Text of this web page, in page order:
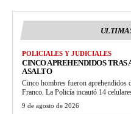
POLICIALES Y JUDICIALES
CINCO APREHENDIDOS
ASALTO
Cinco hombres fueron aprehendidos
Franco. La Policía incautó 14
9 de agosto de 2026